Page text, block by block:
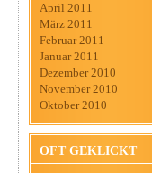
April 2011
März 2011
Februar 2011
Januar 2011
Dezember 2010
November 2010
Oktober 2010
OFT GEKLICKT